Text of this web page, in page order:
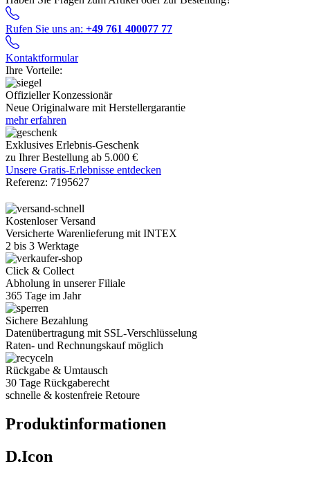
Rufen Sie uns an: +49 761 400077 77
Kontaktformular
Ihre Vorteile:
Offizieller Konzessionär
Neue Originalware mit Herstellergarantie
mehr erfahren
Exklusives Erlebnis-Geschenk
zu Ihrer Bestellung ab 5.000 €
Unsere Gratis-Erlebnisse entdecken
Referenz: 7195627
Kostenloser Versand
Versicherte Warenlieferung mit INTEX
2 bis 3 Werktage
Click & Collect
Abholung in unserer Filiale
365 Tage im Jahr
Sichere Bezahlung
Datenübertragung mit SSL-Verschlüsselung
Raten- und Rechnungskauf möglich
Rückgabe & Umtausch
30 Tage Rückgaberecht
schnelle & kostenfreie Retoure
Produktinformationen
D.Icon